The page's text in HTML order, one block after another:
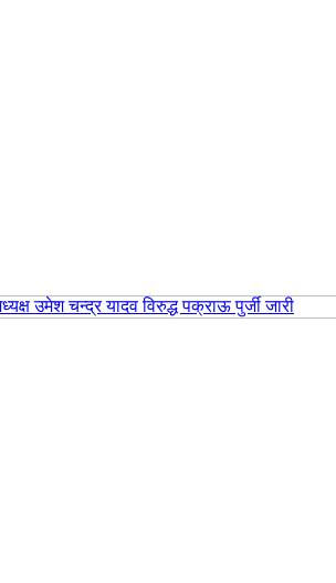
उमेश चन्द्र यादव विरुद्ध पक्राऊ पुर्जी जारी